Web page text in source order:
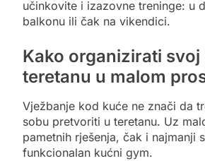
učinkovite i izazovne treninge: u
balkonu ili čak na vikendici.
Kako organizirati svoj
teretanu u malom
Vježbanje kod kuće ne znači da
sobu pretvoriti u teretanu. Uz
pametnih rješenja, čak i najmanji
funkcionalan kućni gym.